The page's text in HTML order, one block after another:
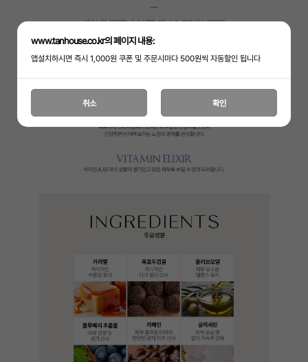
www.tanhouse.co.kr의 페이지 내용:
앱설치하시면 즉시 1,000원 쿠폰 및 주문시마다 500원씩 자동할인 됩니다
취소 확인